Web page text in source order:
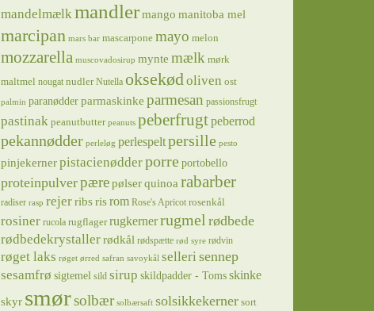
mandelmælkmandler mango manitoba mel
marcipan mars bar mascarpone mayo melon
mozzarella muscovadosirup mynte mælk mørk
maltmel nougat nudler Nutella oksekødoliven ost
palmin paranødder parmaskinke parmesan passionsfrugt
pastinak peanutbutter peanuts peberfrugtpeberrod
pekannødder perleløg perlespelt persille pesto
pinjekerner pistacienødderporre portobello
proteinpulverpære pølser quinoa rabarber
radiser rasp rejer ribs ris rom Rose's Apricot rosenkål
rosiner rucola rugflager rugkernerrugmel rødbede
rødbedekrystaller rødkål rødspætte rød syre rødvin
røget laks røget ørred safran savoykål sellerisennep
sesamfrø sigtemel sild sirup skildpadder - Toms skinke
skyr smørsolbær solbærsaft solsikkekerner sort